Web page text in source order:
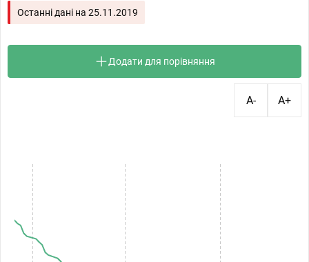
Останні дані на 25.11.2019
Додати для порівняння
A- A+